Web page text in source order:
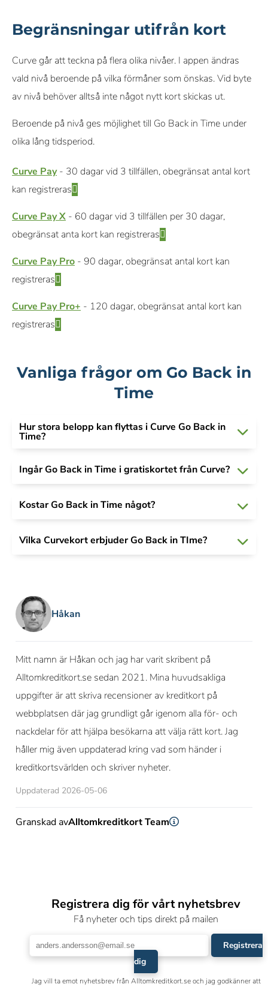
Begränsningar utifrån kort
Curve går att teckna på flera olika nivåer. I appen ändras
vald nivå beroende på vilka förmåner som önskas. Vid byte
av nivå behöver alltså inte något nytt kort skickas ut.
Beroende på nivå ges möjlighet till Go Back in Time under
olika lång tidsperiod.
Curve Pay- 30 dagar vid 3 tillfällen, obegränsat antal kort
kan registreras
Curve Pay X - 60 dagar vid 3 tillfällen per 30 dagar,
obegränsat anta kort kan registreras
Curve Pay Pro - 90 dagar, obegränsat antal kort kan
registreras
Curve Pay Pro+ - 120 dagar, obegränsat antal kort kan
registreras
Vanliga frågor om Go Back in
Time
Hur stora belopp kan flyttas i Curve Go Back in
Time?
Ingår Go Back in Time i gratiskortet från Curve?
Kostar Go Back in Time något?
Vilka Curvekort erbjuder Go Back in TIme?
Håkan
Mitt namn är Håkan och jag har varit skribent på
Alltomkreditkort.se sedan 2021. Mina huvudsakliga
uppgifter är att skriva recensioner av kreditkort på
webbplatsen där jag grundligt går igenom alla för- och
nackdelar för att hjälpa besökarna att välja rätt kort. Jag
håller mig även uppdaterad kring vad som händer i
kreditkortsvärlden och skriver nyheter.
Uppdaterad 2026-05-06
Granskad avAlltomkreditkort Team
Registrera dig för vårt nyhetsbrev
Få nyheter och tips direkt på mailen
Registrera
dig
Jag vill ta emot nyhetsbrev från Alltomkreditkort.se och jag godkänner att